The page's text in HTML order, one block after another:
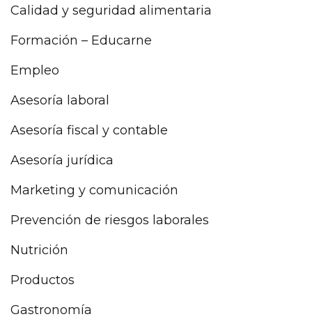
Calidad y seguridad alimentaria
Formación – Educarne
Empleo
Asesoría laboral
Asesoría fiscal y contable
Asesoría jurídica
Marketing y comunicación
Prevención de riesgos laborales
Nutrición
Productos
Gastronomía